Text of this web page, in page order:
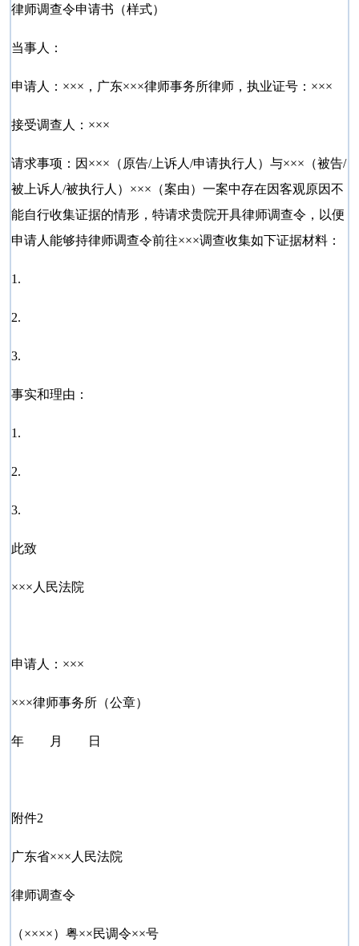
律师调查令申请书（样式）
当事人：
申请人：×××，广东×××律师事务所律师，执业证号：×××
接受调查人：×××
请求事项：因×××（原告/上诉人/申请执行人）与×××（被告/
被上诉人/被执行人）×××（案由）一案中存在因客观原因不
能自行收集证据的情形，特请求贵院开具律师调查令，以便
申请人能够持律师调查令前往×××调查收集如下证据材料：
1.
2.
3.
事实和理由：
1.
2.
3.
此致
×××人民法院
申请人：×××
×××律师事务所（公章）
年 月 日
附件2
广东省×××人民法院
律师调查令
（××××）粤××民调令××号